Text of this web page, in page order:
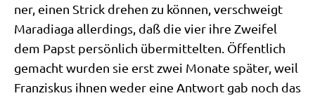
ner, einen Strick dre­hen zu kön­nen, ver­schweigt
Mara­dia­ga aller­dings, daß die vier ihre Zwei­fel
dem Papst per­sön­lich über­mit­tel­ten. Öffent­lich
gemacht wur­den sie erst zwei Mona­te spä­ter, weil
Fran­zis­kus ihnen weder eine Ant­wort gab noch das